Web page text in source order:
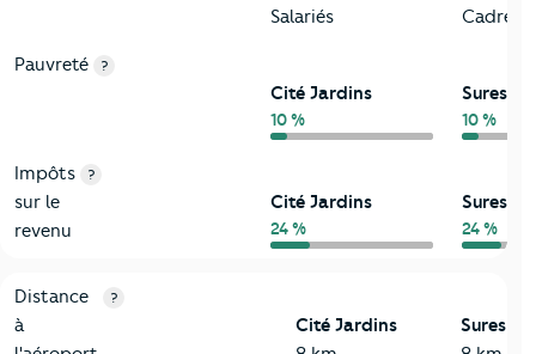
Salariés
Cadres
Pauvreté ?
Cité Jardins
10 %
Suresnes
10 %
Impôts
sur le
revenu
?
Cité Jardins
24 %
Suresnes
24 %
3-Environnement
Critères Cité Jardins
Distance
à
?
Cité Jardins
Suresnes